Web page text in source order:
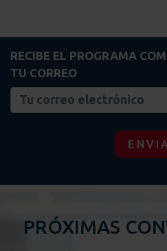
RECIBE EL PROGRAMA
TU CORREO
PRÓXIMAS